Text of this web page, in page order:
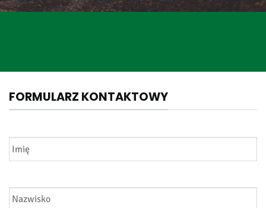
FORMULARZ KONTAKTOWY
Imię *
Nazwisko *